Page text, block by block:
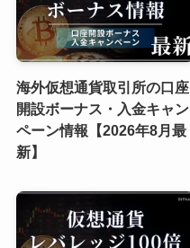
海外仮想通貨取引所の口座
開設ボーナス・入金キャン
ペーン情報【2026年8月最
新】